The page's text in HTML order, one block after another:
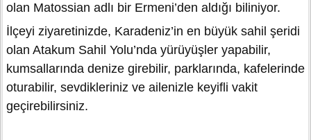
olan Matossian adlı bir Ermeni’den aldığı biliniyor.
İlçeyi ziyaretinizde, Karadeniz’in en büyük sahil şeridi
olan Atakum Sahil Yolu’nda yürüyüşler yapabilir,
kumsallarında denize girebilir, parklarında, kafelerinde
oturabilir, sevdikleriniz ve ailenizle keyifli vakit
geçirebilirsiniz.